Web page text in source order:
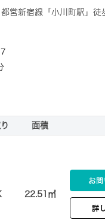
営新宿線「小川町駅」徒
面積
22.51㎡
お
詳